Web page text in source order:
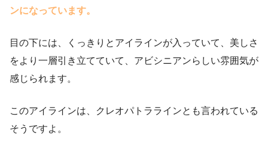
ンになっています。
目の下には、くっきりとアイラインが入っていて、美しさ
をより一層引き立てていて、アビシニアンらしい雰囲気が
感じられます。
このアイラインは、クレオパトララインとも言われている
そうですよ。